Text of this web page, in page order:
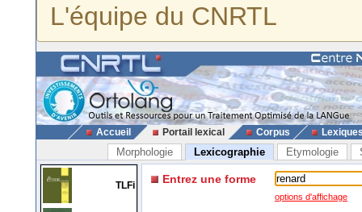
L'équipe du CNRTL
Accueil Portail lexical Corpus
Morphologie Lexicographie Etymologie
TLFi Entrez une forme
options d'affichage